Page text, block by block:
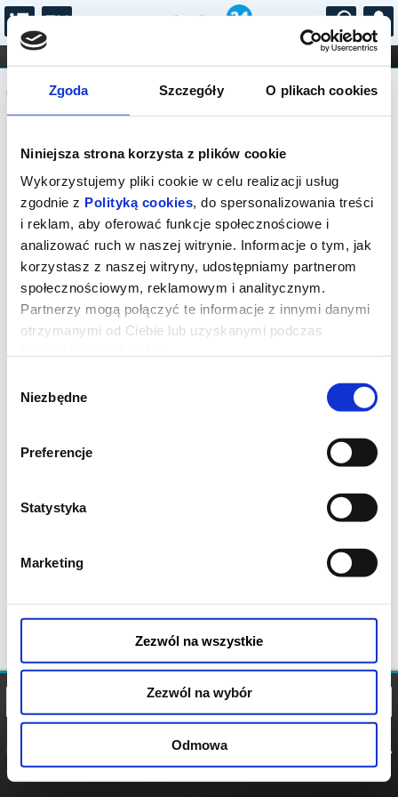
Zgoda Szczegóły O plikach cookies
Niniejsza strona korzysta z plików cookie
Wykorzystujemy pliki cookie w celu realizacji usług
zgodnie z Polityką cookies, do spersonalizowania treści
i reklam, aby oferować funkcje społecznościowe i
analizować ruch w naszej witrynie. Informacje o tym, jak
korzystasz z naszej witryny, udostępniamy partnerom
społecznościowym, reklamowym i analitycznym.
Partnerzy mogą połączyć te informacje z innymi danymi
otrzymanymi od Ciebie lub uzyskanymi podczas
zgody
Niezbędne
Preferencje
Statystyka
Marketing
Zezwól na wszystkie
Zezwól na wybór
Odmowa
...
FILHARMONIA OPERA I BALET
STAND-UP
DLA DZIECI
Komunikat
Sprzedaż biletów on-line na wydarzenie
została zakończona.
POLITYKA
POLITYKA